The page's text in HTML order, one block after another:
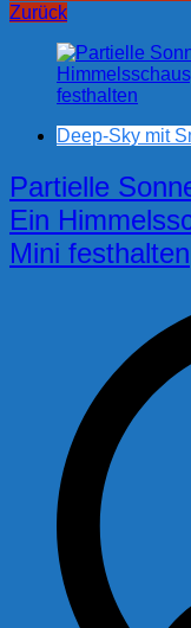
Zurück
Deep-Sky mit
Partielle
Ein
Mini festhalten